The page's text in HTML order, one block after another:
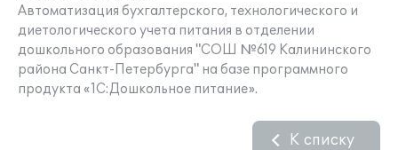
Автоматизация бухгалтерского, технологического и
диетологического учета питания в отделении
дошкольного образования "СОШ №619 Калининского
района Санкт-Петербурга" на базе программного
продукта «1С:Дошкольное питание».
К списку